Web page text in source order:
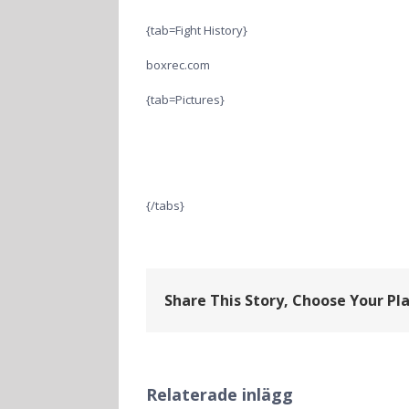
{tab=Fight History}
boxrec.com
{tab=Pictures}
{/tabs}
Share This Story, Choose Your
Relaterade inlägg